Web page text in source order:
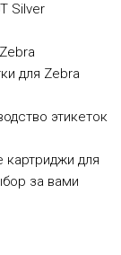
Silver
для Zebra
этикеток
для
за вами